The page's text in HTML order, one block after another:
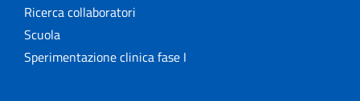
Ricerca collaboratori
Scuola
Sperimentazione clinica fase I